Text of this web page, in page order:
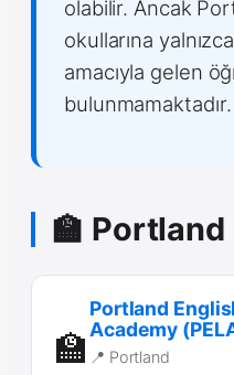
olabilir. Ancak
okullarına
amacıyla gelen
bulunmamaktadır.
🏫 Portland
🏫
Portland
Academy
📍 Portland